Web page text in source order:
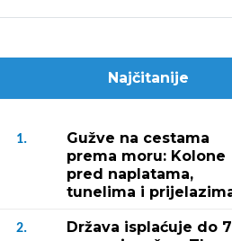
Najčitanije
1.
Gužve na cestama
prema moru: Kolone
pred naplatama,
tunelima i
2.
Država isplaćuje do